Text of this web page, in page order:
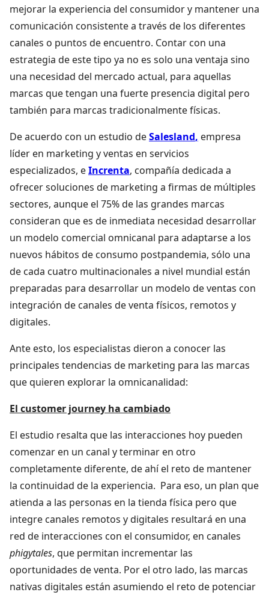
mejorar la experiencia del consumidor y mantener una
comunicación consistente a través de los diferentes
canales o puntos de encuentro. Contar con una
estrategia de este tipo ya no es solo una ventaja sino
una necesidad del mercado actual, para aquellas
marcas que tengan una fuerte presencia digital pero
también para marcas tradicionalmente físicas.
De acuerdo con un estudio deSalesland, empresa
líder en marketing y ventas en servicios
especializados, eIncrenta, compañía dedicada a
ofrecer soluciones de marketing a firmas de múltiples
sectores, aunque el 75% de las grandes marcas
consideran que es de inmediata necesidad desarrollar
un modelo comercial omnicanal para adaptarse a los
nuevos hábitos de consumo postpandemia, sólo una
de cada cuatro multinacionales a nivel mundial están
preparadas para desarrollar un modelo de ventas con
integración de canales de venta físicos, remotos y
digitales.
Ante esto, los especialistas dieron a conocer las
principales tendencias de marketing para las marcas
que quieren explorar la omnicanalidad:
El customer journey ha cambiado
El estudio resalta que las interacciones hoy pueden
comenzar en un canal y terminar en otro
completamente diferente, de ahí el reto de mantener
la continuidad de la experiencia. Para eso, un plan que
atienda a las personas en la tienda física pero que
integre canales remotos y digitales resultará en una
red de interacciones con el consumidor, en canales
phigytales, que permitan incrementar las
oportunidades de venta. Por el otro lado, las marcas
nativas digitales están asumiendo el reto de potenciar